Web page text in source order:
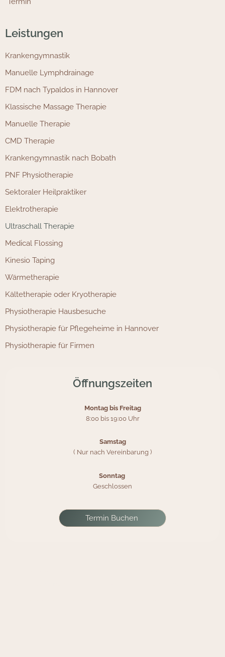
Leistungen
Krankengymnastik
Manuelle Lymphdrainage
FDM nach Typaldos in Hannover
Klassische Massage Therapie
Manuelle Therapie
CMD Therapie
Krankengymnastik nach Bobath
PNF Physiotherapie
Sektoraler Heilpraktiker
Elektrotherapie
Ultraschall Therapie
Medical Flossing
Kinesio Taping
Wärmetherapie
Kältetherapie oder Kryotherapie
Physiotherapie Hausbesuche
Physiotherapie für Pflegeheime in Hannover
Physiotherapie für Firmen
Öffnungszeiten
Montag bis Freitag
8:00 bis 19:00 Uhr
Samstag
( Nur nach Vereinbarung )
Sonntag
Geschlossen
Termin Buchen